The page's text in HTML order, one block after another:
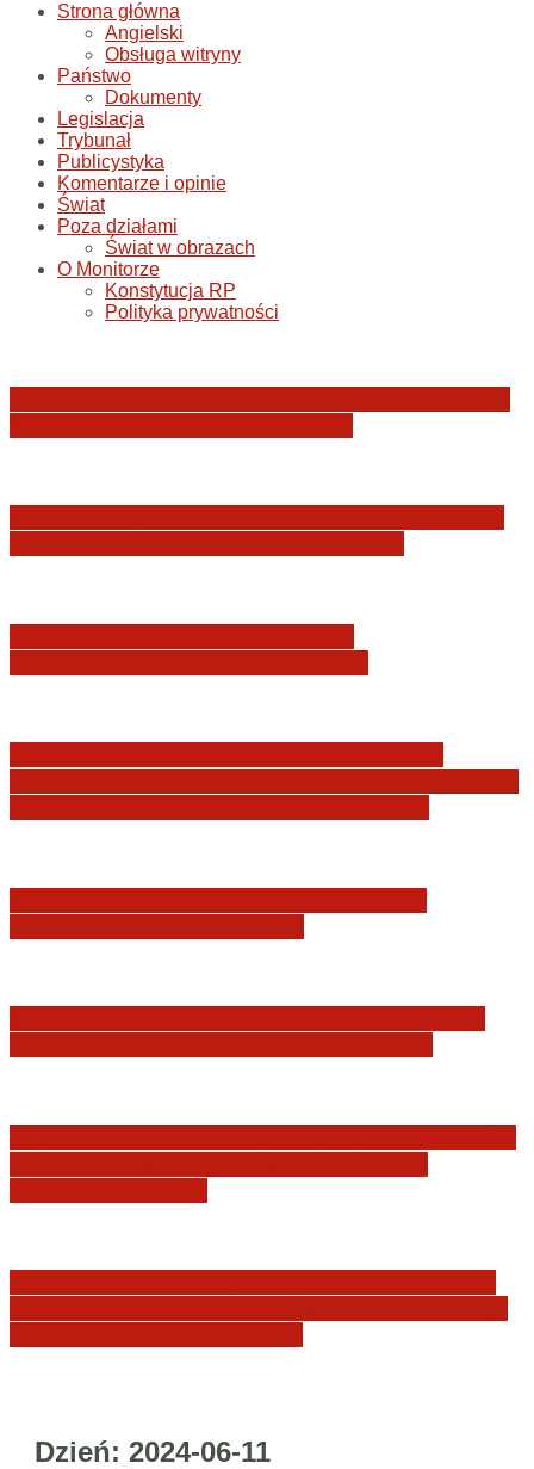
Strona główna
Angielski
Obsługa witryny
Państwo
Dokumenty
Legislacja
Trybunał
Publicystyka
Komentarze i opinie
Świat
Poza działami
Świat w obrazach
O Monitorze
Konstytucja RP
Polityka prywatności
Dzień: 2024-06-11